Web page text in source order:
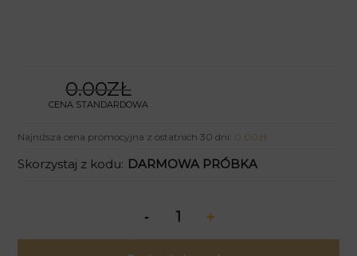
0.00ZŁ
CENA STANDARDOWA
Najniższa cena promocyjna z ostatnich 30 dni: 0.00zł.
Skorzystaj z kodu: DARMOWA PRÓBKA